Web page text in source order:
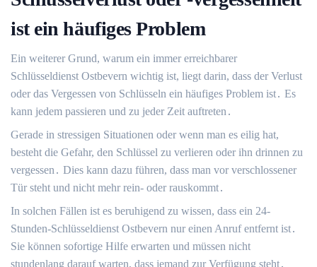
ist ein häufiges Problem
Ein weiterer Grund, warum ein immer erreichbarer
Schlüsseldienst Ostbevern wichtig ist, liegt darin, dass der Verlust
oder das Vergessen von Schlüsseln ein häufiges Problem ist․ Es
kann jedem passieren und zu jeder Zeit auftreten․
Gerade in stressigen Situationen oder wenn man es eilig hat,
besteht die Gefahr, den Schlüssel zu verlieren oder ihn drinnen zu
vergessen․ Dies kann dazu führen, dass man vor verschlossener
Tür steht und nicht mehr rein- oder rauskommt․
In solchen Fällen ist es beruhigend zu wissen, dass ein 24-
Stunden-Schlüsseldienst Ostbevern nur einen Anruf entfernt ist․
Sie können sofortige Hilfe erwarten und müssen nicht
stundenlang darauf warten, dass jemand zur Verfügung steht․